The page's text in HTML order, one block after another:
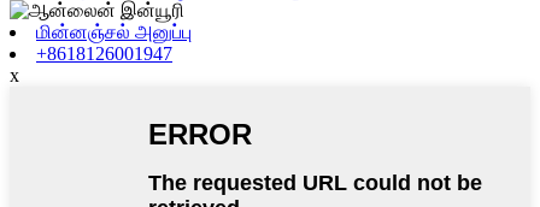
மின்னஞ்சல் அனுப்பு
+8618126001947
x